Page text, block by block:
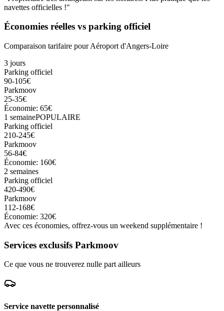
navettes officielles !"
Économies réelles vs parking officiel
Comparaison tarifaire pourAéroport d'Angers-Loire
3 jours
Parking officiel
90-105€
Parkmoov
25-35€
Économie: 65€
1 semainePOPULAIRE
Parking officiel
210-245€
Parkmoov
56-84€
Économie: 160€
2 semaines
Parking officiel
420-490€
Parkmoov
112-168€
Économie: 320€
Avec ces économies, offrez-vous un weekend supplémentaire !
Services exclusifs Parkmoov
Ce que vous ne trouverez nulle part ailleurs
Service navette personnalisé